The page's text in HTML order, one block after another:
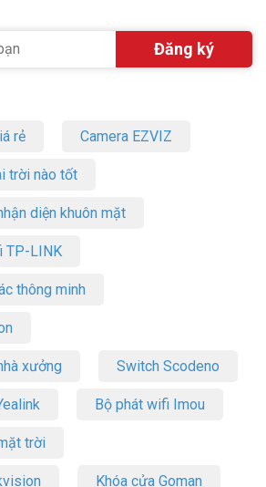
rẻ Camera EZVIZ
trời nào tốt
diện khuôn mặt
TP-LINK
thông minh
xưởng Switch Scodeno
Bộ phát wifi Imou
trời
Khóa cửa Goman